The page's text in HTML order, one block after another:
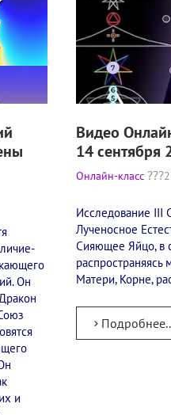
Он
и
Видео
14 сентября
Онлайн-класс
Исследование III
Лученосное
Сияющее Яйцо, в
Матери, Корне,